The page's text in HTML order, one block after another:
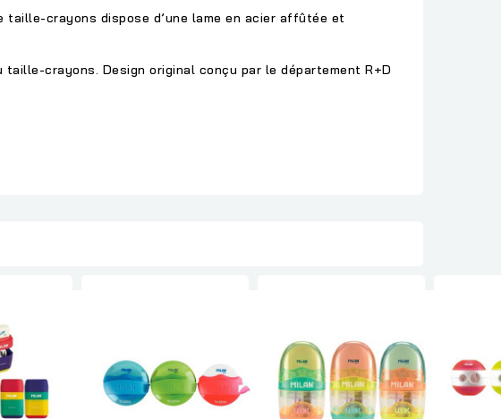
taille-crayons dispose d’une lame en acier affûtée et
crayons. Design original conçu par le département R+D